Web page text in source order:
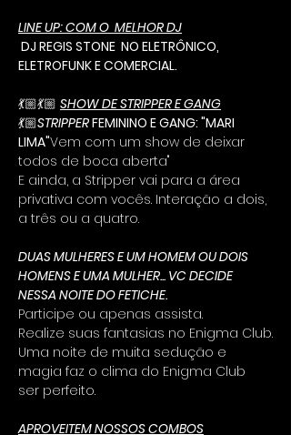
LINE UP: COM O  MELHOR DJ
DJ REGIS STONE  NO ELETRÔNICO,
ELETROFUNK E COMERCIAL.
💃🏼💃🏼 SHOW DE STRIPPER E GANG
💃🏼STRIPPER FEMININO E GANG: "MARI
LIMA"Vem com um show de deixar
todos de boca aberta"
E ainda, a Stripper vai para a área
privativa com vocês. Interação a dois,
a três ou a quatro.
DUAS MULHERES E UM HOMEM OU DOIS
HOMENS E UMA MULHER... VC DECIDE
NESSA NOITE DO FETICHE.
Participe ou apenas assista.
Realize suas fantasias no Enigma Club.
Uma noite de muita sedução e
magia faz o clima do Enigma Club
ser perfeito.
APROVEITEM NOSSOS COMBOS